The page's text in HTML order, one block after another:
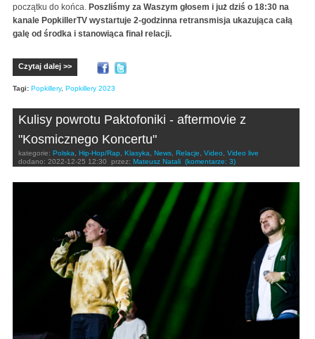
początku do końca. Poszliśmy za Waszym głosem i już dziś o 18:30 na
kanale PopkillerTV wystartuje 2-godzinna retransmisja ukazująca całą
galę od środka i stanowiąca finał relacji.
Czytaj dalej >>
Tagi: Popkillery, Popkillery 2023
Kulisy powrotu Paktofoniki - aftermovie z
"Kosmicznego Koncertu"
kategorie: Polska Hip-Hop/Rap Klasyka News Relacje Video
Video live
dodano: 2022-12-25 12:30 przez: Mateusz Natali (komentarze: 3)